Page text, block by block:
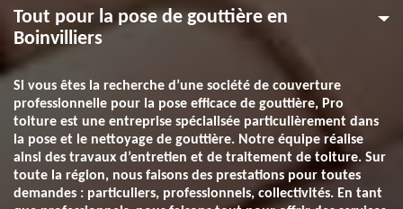
Tout pour la pose de gouttière en
Boinvilliers
Si vous êtes la recherche d’une société de couverture
professionnelle pour la pose efficace de gouttière, Pro
toiture est une entreprise spécialisée particulièrement dans
la pose et le nettoyage de gouttière. Notre équipe réalise
ainsi des travaux d’entretien et de traitement de toiture. Sur
toute la région, nous faisons des prestations pour toutes
demandes : particuliers, professionnels, collectivités. En tant